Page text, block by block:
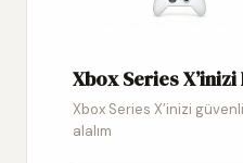
Xbox Series X’inizi
Xbox Series X’inizi
alalım